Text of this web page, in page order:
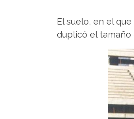
El suelo, en el
duplicó el tamaño